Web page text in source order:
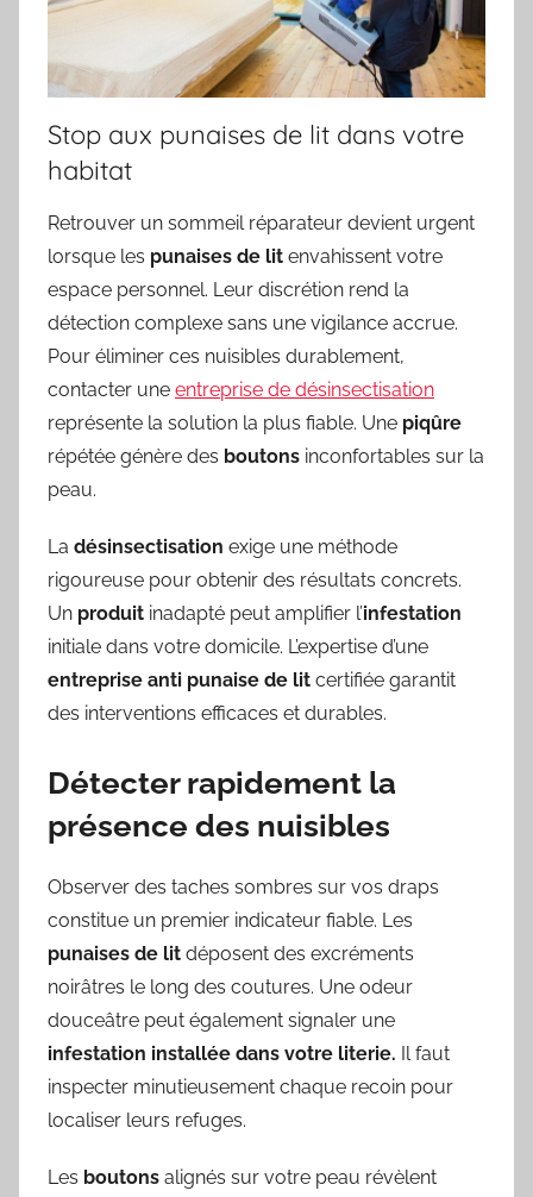
Stop aux punaises de lit dans votre
habitat
Retrouver un sommeil réparateur devient urgent
lorsque les punaises de lit envahissent votre
espace personnel. Leur discrétion rend la
détection complexe sans une vigilance accrue.
Pour éliminer ces nuisibles durablement,
contacter une entreprise de désinsectisation
représente la solution la plus fiable. Une piqûre
répétée génère des boutons inconfortables sur la
peau.
La désinsectisation exige une méthode
rigoureuse pour obtenir des résultats concrets.
Un produit inadapté peut amplifier l’infestation
initiale dans votre domicile. L’expertise d’une
entreprise anti punaise de lit certifiée garantit
des interventions efficaces et durables.
Détecter rapidement la
présence des nuisibles
Observer des taches sombres sur vos draps
constitue un premier indicateur fiable. Les
punaises de lit déposent des excréments
noirâtres le long des coutures. Une odeur
douceâtre peut également signaler une
infestation installée dans votre literie. Il faut
inspecter minutieusement chaque recoin pour
localiser leurs refuges.
Les boutons alignés sur votre peau révèlent